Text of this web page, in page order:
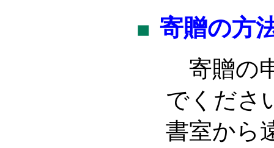
寄贈の方
寄贈の
でくださ
書室から